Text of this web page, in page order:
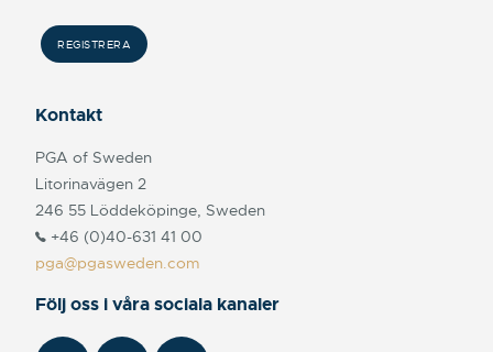
Kontakt
PGA of Sweden
Litorinavägen 2
246 55 Löddeköpinge, Sweden
+46 (0)40-631 41 00
pga@pgasweden.com
Följ oss i våra sociala kanaler